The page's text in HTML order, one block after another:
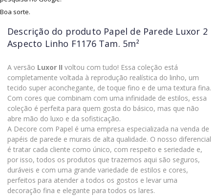
Boa sorte.
Descrição do produto Papel de Parede Luxor 2
Aspecto Linho F1176 Tam. 5m²
A versão Luxor II voltou com tudo! Essa coleção está
completamente voltada à reprodução realística do linho, um
tecido super aconchegante, de toque fino e de uma textura fina.
Com cores que combinam com uma infinidade de estilos, essa
coleção é perfeita para quem gosta do básico, mas que não
abre mão do luxo e da sofisticação.
A Decore com Papel é uma empresa especializada na venda de
papéis de parede e murais de alta qualidade. O nosso diferencial
é tratar cada cliente como único, com respeito e seriedade e,
por isso, todos os produtos que trazemos aqui são seguros,
duráveis e com uma grande variedade de estilos e cores,
perfeitos para atender a todos os gostos e levar uma
decoração fina e elegante para todos os lares.